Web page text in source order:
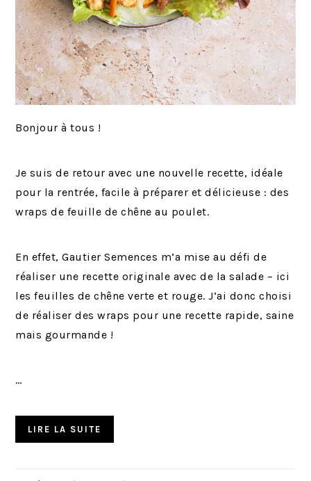
Bonjour à tous !
Je suis de retour avec une nouvelle recette, idéale
pour la rentrée, facile à préparer et délicieuse : des
wraps de feuille de chêne au poulet.
En effet, Gautier Semences m’a mise au défi de
réaliser une recette originale avec de la salade – ici
les feuilles de chêne verte et rouge. J’ai donc choisi
de réaliser des wraps pour une recette rapide, saine
mais gourmande !
…
LIRE LA SUITE